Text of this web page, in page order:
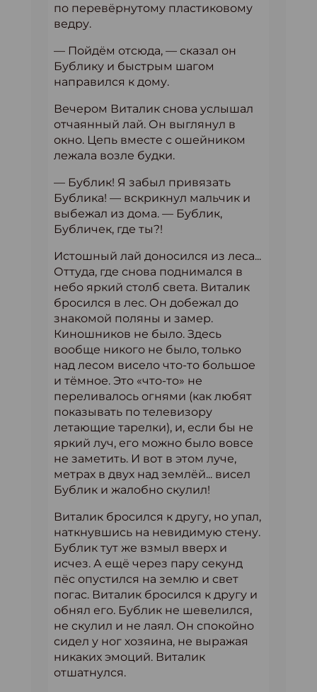
по перевёрнутому пластиковому
ведру.
— Пойдём отсюда, — сказал он
Бублику и быстрым шагом
направился к дому.
Вечером Виталик снова услышал
отчаянный лай. Он выглянул в
окно. Цепь вместе с ошейником
лежала возле будки.
— Бублик! Я забыл привязать
Бублика! — вскрикнул мальчик и
выбежал из дома. — Бублик,
Бубличек, где ты?!
Истошный лай доносился из леса...
Оттуда, где снова поднимался в
небо яркий столб света. Виталик
бросился в лес. Он добежал до
знакомой поляны и замер.
Киношников не было. Здесь
вообще никого не было, только
над лесом висело что-то большое
и тёмное. Это «что-то» не
переливалось огнями (как любят
показывать по телевизору
летающие тарелки), и, если бы не
яркий луч, его можно было вовсе
не заметить. И вот в этом луче,
метрах в двух над землёй... висел
Бублик и жалобно скулил!
Виталик бросился к другу, но упал,
наткнувшись на невидимую стену.
Бублик тут же взмыл вверх и
исчез. А ещё через пару секунд
пёс опустился на землю и свет
погас. Виталик бросился к другу и
обнял его. Бублик не шевелился,
не скулил и не лаял. Он спокойно
сидел у ног хозяина, не выражая
никаких эмоций. Виталик
отшатнулся.